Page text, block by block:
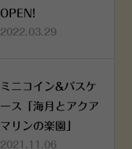
OPEN!
2022.03.29
ミニコイン&パスケ
ース「海月とアクア
マリンの楽園」
2021.11.06